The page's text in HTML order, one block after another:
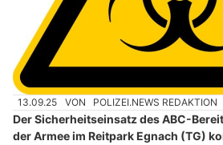
13.09.25 VON POLIZEI.NEWS REDAKTION
Der Sicherheitseinsatz des ABC-
der Armee im Reitpark Egnach (TG)